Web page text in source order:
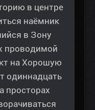
в центре
наёмник
в Зону
проводимой
на Хорошую
одиннадцать
просторах